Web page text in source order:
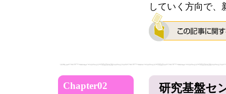
していく方向で
Chapter02
研究基盤セ